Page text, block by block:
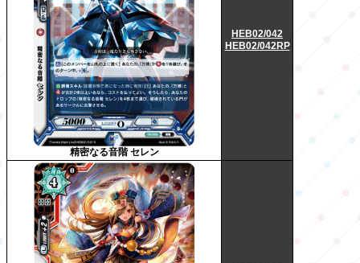
精密なる音階 セレン
HEB02/042
HEB02/042RP